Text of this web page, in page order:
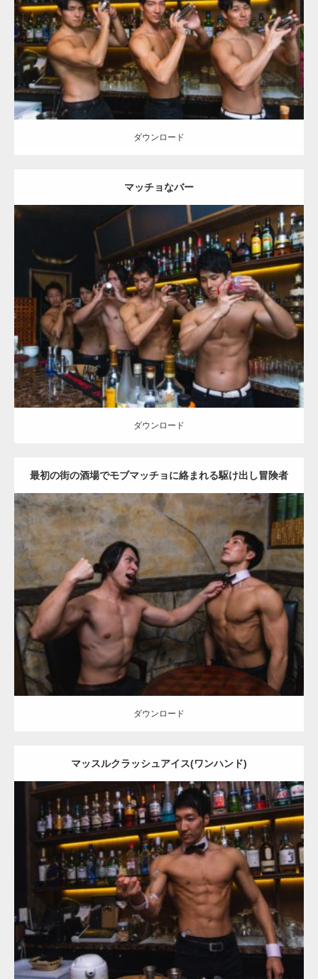
Category:バーのマッチョ
ダウンロード
ダウンロード
マッチョなバー
Update:2021.07.6
Category:バーのマッチョ
ダウンロード
ダウンロード
最初の街の酒場でモブマッチョに絡まれる駆け出し冒険者
マッチョ
Update: 2021.07.8
Category: バーのマッチョ AKIHITO(細マッチョ) SOSUKE 大胸筋
筋 殴られマッチョ
ダウンロード
ダウンロード
マッスルクラッシュアイス(ワンハンド)
Update:2021.07.6
Category:バーのマッチョ
ダウンロード